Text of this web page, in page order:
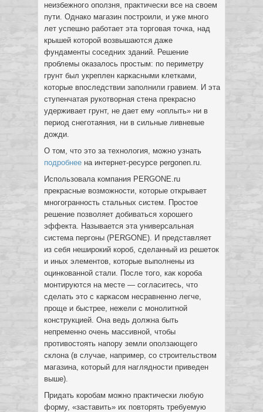
неизбежного оползня, практически все на своем
пути. Однако магазин построили, и уже много
лет успешно работает эта торговая точка, над
крышей которой возвышаются даже
фундаменты соседних зданий. Решение
проблемы оказалось простым: по периметру
грунт был укреплен каркасными клетками,
которые впоследствии заполнили гравием. И эта
ступенчатая рукотворная стена прекрасно
удерживает грунт, не дает ему «оплыть» ни в
период снеготаяния, ни в сильные ливневые
дожди.
О том, что это за технология, можно узнать
подробнее на интернет-ресурсе pergonen.ru.
Использовала компания PERGONE.ru
прекрасные возможности, которые открывает
многогранность стальных систем. Простое
решение позволяет добиваться хорошего
эффекта. Называется эта универсальная
система пергоны (PERGONE). И представляет
из себя неширокий короб, сделанный из решеток
и иных элементов, которые выполнены из
оцинкованной стали. После того, как короба
монтируются на месте — согласитесь, что
сделать это с каркасом несравненно легче,
проще и быстрее, нежели с монолитной
конструкцией. Она ведь должна быть
непременно очень массивной, чтобы
противостоять напору земли оползающего
склона (в случае, например, со строительством
магазина, который для наглядности приведен
выше).
Придать коробам можно практически любую
форму, «заставить» их повторять требуемую